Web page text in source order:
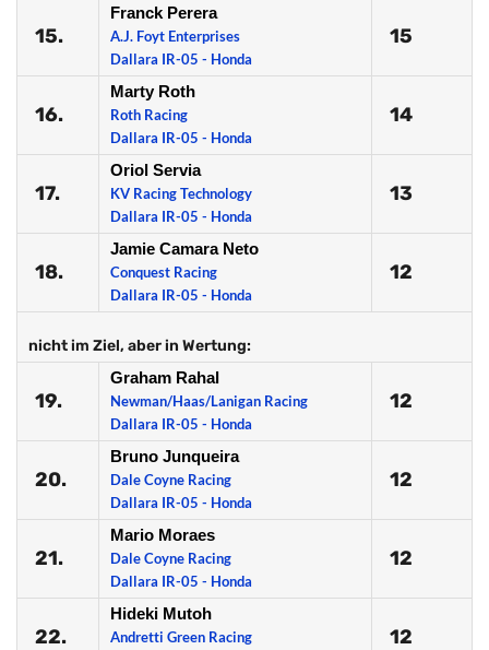
15.
Franck Perera
A.J. Foyt Enterprises
Dallara IR-05 - Honda
15
16.
Marty Roth
Roth Racing
Dallara IR-05 - Honda
14
17.
Oriol Servia
KV Racing Technology
Dallara IR-05 - Honda
13
18.
Jamie Camara Neto
Conquest Racing
Dallara IR-05 - Honda
12
nicht im Ziel, aber in Wertung:
19.
Graham Rahal
Newman/Haas/Lanigan Racing
Dallara IR-05 - Honda
12
20.
Bruno Junqueira
Dale Coyne Racing
Dallara IR-05 - Honda
12
21.
Mario Moraes
Dale Coyne Racing
Dallara IR-05 - Honda
12
22.
Hideki Mutoh
Andretti Green Racing
12